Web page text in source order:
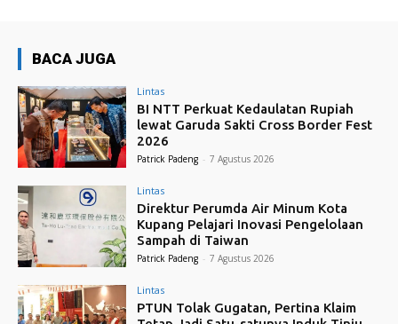
BACA JUGA
Lintas
BI NTT Perkuat Kedaulatan Rupiah
lewat Garuda Sakti Cross Border Fest
2026
Patrick Padeng - 7 Agustus 2026
Lintas
Direktur Perumda Air Minum Kota
Kupang Pelajari Inovasi Pengelolaan
Sampah di Taiwan
Patrick Padeng - 7 Agustus 2026
Lintas
PTUN Tolak Gugatan, Pertina Klaim